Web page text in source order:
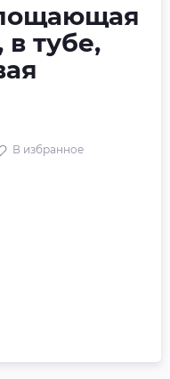
в тубе,
В избранное